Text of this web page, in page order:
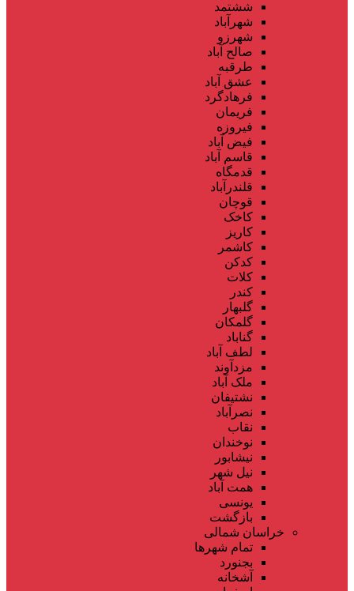
ششتمد
شهرآباد
شهرزو
صالح آباد
طرقبه
عشق آباد
فرهادگرد
فریمان
فیروزه
فیض آباد
قاسم آباد
قدمگاه
قلندرآباد
قوچان
کاخک
کاریز
کاشمر
کدکن
کلات
کندر
گلبهار
گلمکان
گناباد
لطف آباد
مزدآوند
ملک آباد
نشتیفان
نصرآباد
نقاب
نوخندان
نیشابور
نیل شهر
همت آباد
یونسی
بازگشت
خراسان شمالی
تمام شهر‌ها
بجنورد
آشخانه